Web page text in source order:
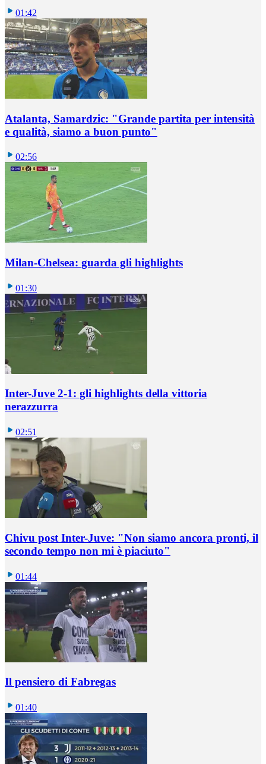
01:42
Atalanta, Samardzic: "Grande partita per intensità
e qualità, siamo a buon punto"
02:56
Milan-Chelsea: guarda gli highlights
01:30
Inter-Juve 2-1: gli highlights della vittoria
nerazzurra
02:51
Chivu post Inter-Juve: "Non siamo ancora pronti, il
secondo tempo non mi è piaciuto"
01:44
Il pensiero di Fabregas
01:40